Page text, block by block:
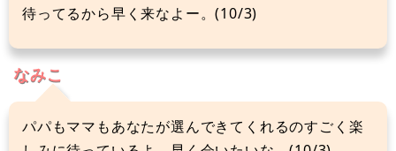
待ってるから早く来なよー。(10/3)
なみこ
パパもママもあなたが選んできてくれるのすごく楽